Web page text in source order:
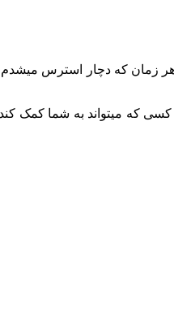
زمان که دچار استرس
کسی که می‏تواند به شما